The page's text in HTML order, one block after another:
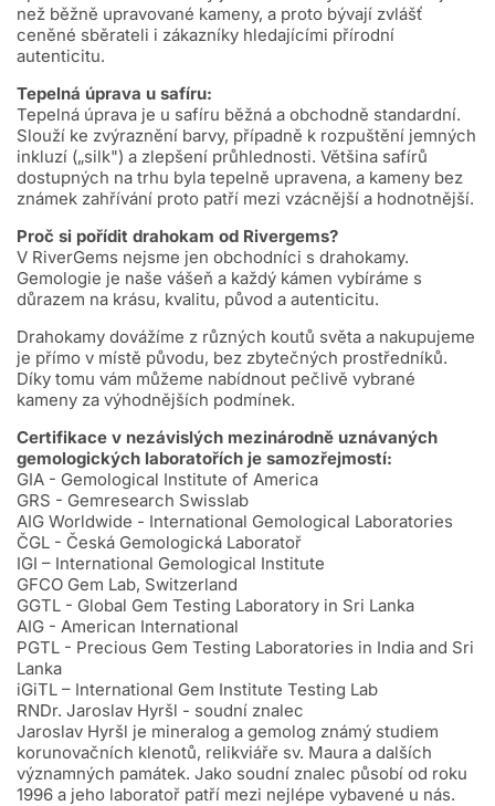
než běžně upravované kameny, a proto bývají zvlášť
ceněné sběrateli i zákazníky hledajícími přírodní
autenticitu.
Tepelná úprava u safíru:
Tepelná úprava je u safíru běžná a obchodně standardní.
Slouží ke zvýraznění barvy, případně k rozpuštění jemných
inkluzí („silk") a zlepšení průhlednosti. Většina safírů
dostupných na trhu byla tepelně upravena, a kameny bez
známek zahřívání proto patří mezi vzácnější a hodnotnější.
Proč si pořídit drahokam od Rivergems?
V RiverGems nejsme jen obchodníci s drahokamy.
Gemologie je naše vášeň a každý kámen vybíráme s
důrazem na krásu, kvalitu, původ a autenticitu.
Drahokamy dovážíme z různých koutů světa a nakupujeme
je přímo v místě původu, bez zbytečných prostředníků.
Díky tomu vám můžeme nabídnout pečlivě vybrané
kameny za výhodnějších podmínek.
Certifikace v nezávislých mezinárodně uznávaných
gemologických laboratořích je samozřejmostí:
GIA - Gemological Institute of America
GRS - Gemresearch Swisslab
AIG Worldwide - International Gemological Laboratories
ČGL - Česká Gemologická Laboratoř
IGI – International Gemological Institute
GFCO Gem Lab, Switzerland
GGTL - Global Gem Testing Laboratory in Sri Lanka
AIG - American International
PGTL - Precious Gem Testing Laboratories in India and Sri
Lanka
iGiTL – International Gem Institute Testing Lab
RNDr. Jaroslav Hyršl - soudní znalec
Jaroslav Hyršl je mineralog a gemolog známý studiem
korunovačních klenotů, relikviáře sv. Maura a dalších
významných památek. Jako soudní znalec působí od roku
1996 a jeho laboratoř patří mezi nejlépe vybavené u nás.